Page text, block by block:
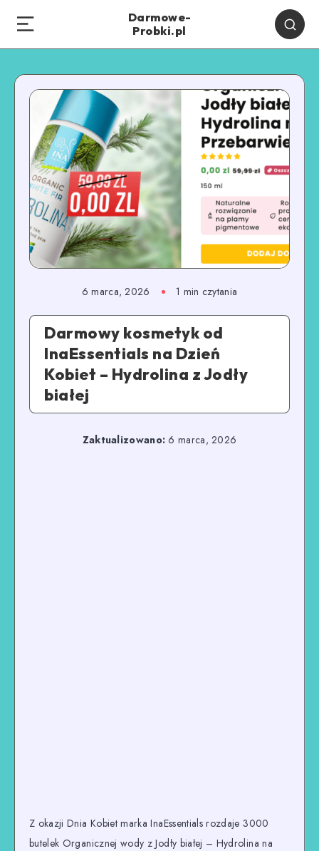
Darmowe-
Probki.pl
6 marca, 2026 1 min czytania
Darmowy kosmetyk od
InaEssentials na Dzień
Kobiet – Hydrolina z Jodły
białej
Zaktualizowano: 6 marca, 2026
Z okazji Dnia Kobiet marka InaEssentials rozdaje 3000
butelek Organicznej wody z Jodły białej – Hydrolina na